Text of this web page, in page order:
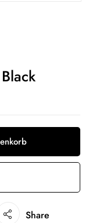
Share